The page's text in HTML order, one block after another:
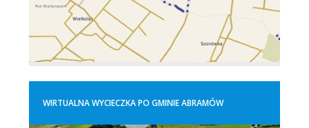
WIRTUALNA WYCIECZKA PO GMINIE ABRAMÓW